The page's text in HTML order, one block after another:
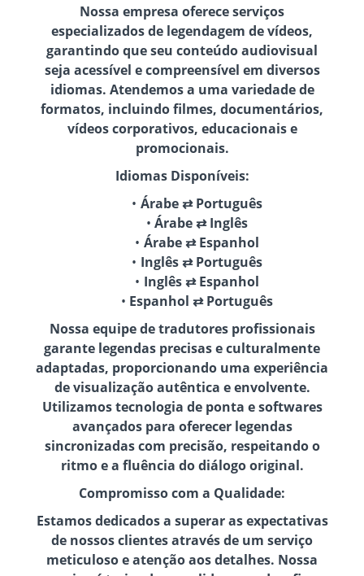
Nossa empresa oferece serviços
especializados de legendagem de vídeos,
garantindo que seu conteúdo audiovisual
seja acessível e compreensível em diversos
idiomas. Atendemos a uma variedade de
formatos, incluindo filmes, documentários,
vídeos corporativos, educacionais e
promocionais.
Idiomas Disponíveis:
Árabe ⇄ Português
Árabe ⇄ Inglês
Árabe ⇄ Espanhol
Inglês ⇄ Português
Inglês ⇄ Espanhol
Espanhol ⇄ Português
Nossa equipe de tradutores profissionais
garante legendas precisas e culturalmente
adaptadas, proporcionando uma experiência
de visualização autêntica e envolvente.
Utilizamos tecnologia de ponta e softwares
avançados para oferecer legendas
sincronizadas com precisão, respeitando o
ritmo e a fluência do diálogo original.
Compromisso com a Qualidade:
Estamos dedicados a superar as expectativas
de nossos clientes através de um serviço
meticuloso e atenção aos detalhes. Nossa